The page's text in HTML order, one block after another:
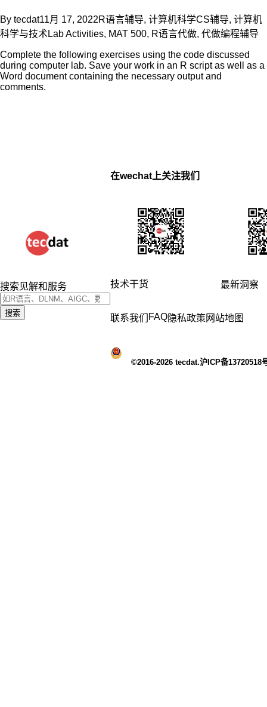
By tecdat11月 17, 2022R语言辅导, 计算机科学CS辅导, 计算机
科学与技术Lab Activities, MAT 500, R语言代做, 代做编程辅导
Complete the following exercises using the code discussed
during computer lab. Save your work in an R script as well as a
Word document containing the necessary output and
comments.
搜索见解和服务
搜索
在wechat上关注我们
技术干货 最新洞察
联系我们 FAQ隐私政策 网站地图
©2016-2026 tecdat.沪ICP备13720518